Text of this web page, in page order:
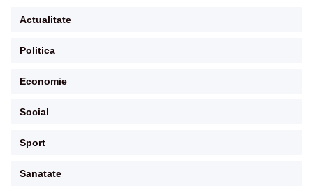
Actualitate
Politica
Economie
Social
Sport
Sanatate